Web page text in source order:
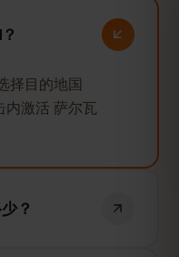
择目的地国
内激活 萨尔瓦
？